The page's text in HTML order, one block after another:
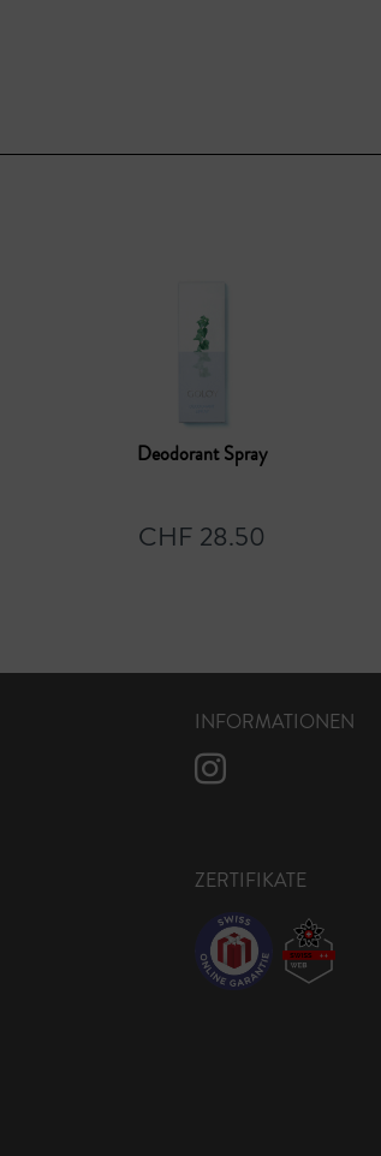
Deodorant Spray
CHF 28.50
INFORMATIONEN
ZERTIFIKATE